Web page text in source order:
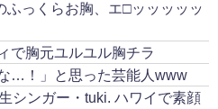
ふっくらお胸、エ□ッッッッッ
で胸元ユルユル胸チラ
…！」と思った芸能人www
シンガー・tuki. ハワイで素顔